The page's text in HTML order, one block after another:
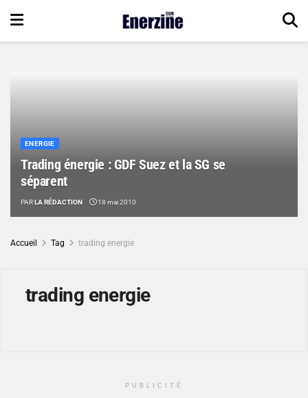
ENERGIE
Trading énergie : GDF Suez et la SG se
séparent
PARLA RÉDACTION 18 mai 2010
Accueil Tag trading energie
trading energie
PUBLICITÉ